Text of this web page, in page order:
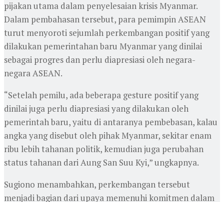
pijakan utama dalam penyelesaian krisis Myanmar.
Dalam pembahasan tersebut, para pemimpin ASEAN
turut menyoroti sejumlah perkembangan positif yang
dilakukan pemerintahan baru Myanmar yang dinilai
sebagai progres dan perlu diapresiasi oleh negara-
negara ASEAN.
“Setelah pemilu, ada beberapa gesture positif yang
dinilai juga perlu diapresiasi yang dilakukan oleh
pemerintah baru, yaitu di antaranya pembebasan, kalau
angka yang disebut oleh pihak Myanmar, sekitar enam
ribu lebih tahanan politik, kemudian juga perubahan
status tahanan dari Aung San Suu Kyi,” ungkapnya.
Sugiono menambahkan, perkembangan tersebut
menjadi bagian dari upaya memenuhi komitmen dalam